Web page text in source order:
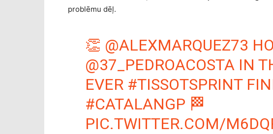
problēmu dēļ.
👏 @ALEXMARQUEZ73
@37_PEDROACOSTAIN
EVER #TISSOTSPRINT
#CATALANGP 🏁
PIC.TWITTER.COM/